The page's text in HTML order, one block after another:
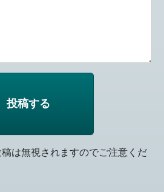
は無視されますのでご注意くだ